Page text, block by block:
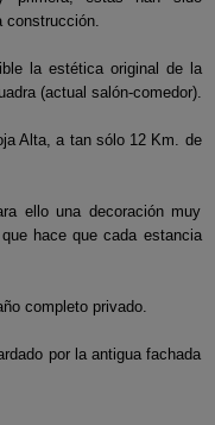
construcción.
la estética original de la
(actual salón-comedor).
Alta, a tan sólo 12 Km. de
ello una decoración muy
hace que cada estancia
completo privado.
por la antigua fachada